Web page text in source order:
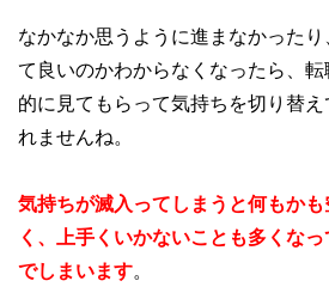
なかなか思うように進まなかった
て良いのかわからなくなったら、
的に見てもらって気持ちを切り替
れませんね。
気持ちが滅入ってしまうと何もか
く、上手くいかないことも多くな
でしまいます。